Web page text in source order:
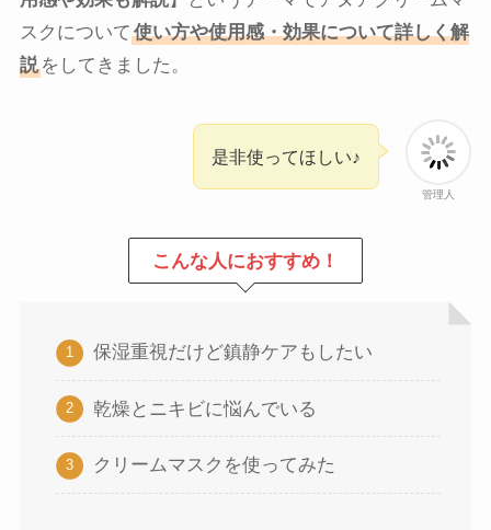
スクについて 使い方や使用感・効果について詳しく解
説をしてきました。
管理人
是非使ってほしい♪
こんな人におすすめ！
保湿重視だけど鎮静ケアもしたい
乾燥とニキビに悩んでいる
クリームマスクを使ってみた